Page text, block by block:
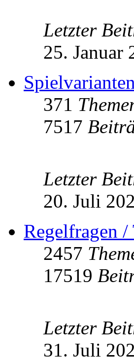
Letzter
25. Januar
Spielvarianten
371
7517
Letzter
20. Juli
Regelfragen
2457
17519
Letzter
31. Juli